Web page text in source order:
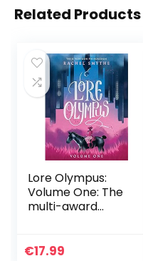
Related Products
Lore Olympus:
Volume One: The
multi-award
Webtoon series
€17.99